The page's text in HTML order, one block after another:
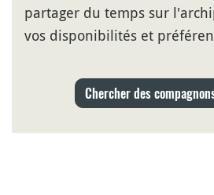
partager du temps sur
vos disponibilités et
Chercher des